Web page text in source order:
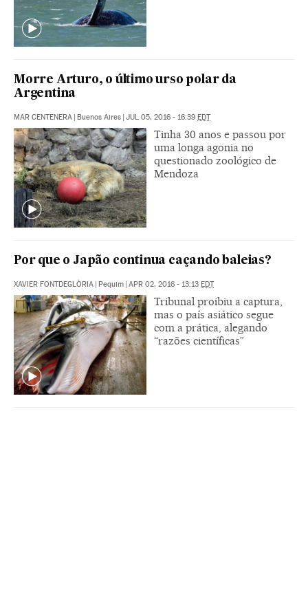
Morre Arturo, o último urso polar da
Argentina
MAR CENTENERA | Buenos Aires | JUL 05, 2016 - 16:39 EDT
Tinha 30 anos e passou por
uma longa agonia no
questionado zoológico de
Mendoza
Por que o Japão continua caçando baleias?
XAVIER FONTDEGLÒRIA | Pequim | APR 02, 2016 - 13:13 EDT
Tribunal proibiu a captura,
mas o país asiático segue
com a prática, alegando
“razões científicas”